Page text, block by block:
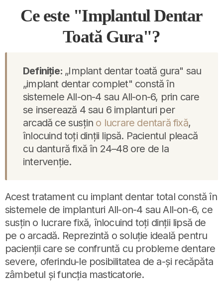
Ce este "Implantul Dentar
Toată Gura"?
Definiție: „Implant dentar toată gura" sau
„implant dentar complet" constă în
sistemele All-on-4 sau All-on-6, prin care
se inserează 4 sau 6 implanturi per
arcadă ce susțin o lucrare dentară fixă,
înlocuind toți dinții lipsă. Pacientul pleacă
cu dantură fixă în 24–48 ore de la
intervenție.
Acest tratament cu implant dentar total constă în
sistemele de implanturi All-on-4 sau All-on-6, ce
susțin o lucrare fixă, înlocuind toți dinții lipsă de
pe o arcadă. Reprezintă o soluție ideală pentru
pacienții care se confruntă cu probleme dentare
severe, oferindu-le posibilitatea de a-și recăpăta
zâmbetul și funcția masticatorie.